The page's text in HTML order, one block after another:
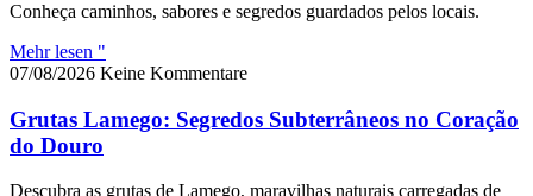
Conheça caminhos, sabores e segredos guardados pelos locais.
Mehr lesen "
07/08/2026 Keine Kommentare
Grutas Lamego: Segredos Subterrâneos no Coração
do Douro
Descubra as grutas de Lamego, maravilhas naturais carregadas de